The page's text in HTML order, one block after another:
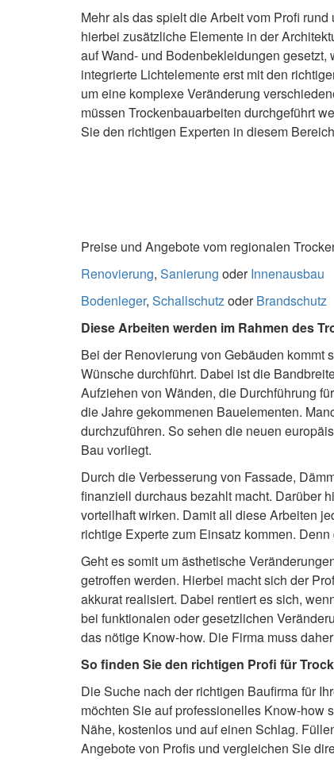
Mehr als das spielt die Arbeit vom Profi
hierbei zusätzliche Elemente in der
auf Wand- und Bodenbekleidungen
integrierte Lichtelemente erst mit den
um eine komplexe Veränderung
müssen Trockenbauarbeiten durchgeführt
Sie den richtigen Experten in diesem
Preise und Angebote vom regionalen
Renovierung, Sanierung oderInnenausbau
Bodenleger, SchallschutzoderBrandschutz
Diese Arbeiten werden im Rahmen des
Bei der Renovierung von Gebäuden kommt
Wünsche durchführt. Dabei ist die
Aufziehen von Wänden, die Durchführung
die Jahre gekommenen Bauelementen.
durchzuführen. So sehen die neuen
Bau vorliegt.
Durch die Verbesserung von Fassade,
finanziell durchaus bezahlt macht. Darüber
vorteilhaft wirken. Damit all diese Arbeiten
richtige Experte zum Einsatz kommen.
Geht es somit um ästhetische
getroffen werden. Hierbei macht sich der
akkurat realisiert. Dabei rentiert es sich,
bei funktionalen oder gesetzlichen
das nötige Know-how. Die Firma muss
So finden Sie den richtigen Profi für
Die Suche nach der richtigen Baufirma für
möchten Sie auf professionelles Know-how
Nähe, kostenlos und auf einen Schlag.
Angebote von Profis und vergleichen Sie